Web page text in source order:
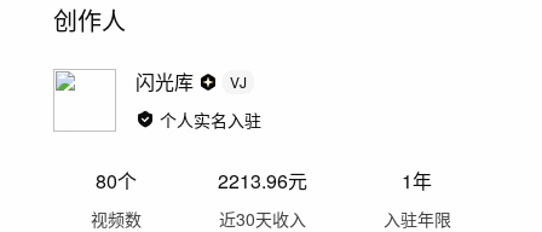
创作人
闪光库 VJ
个人实名入驻
80个
视频数
2213.96元
近30天收入
1年
入驻年限